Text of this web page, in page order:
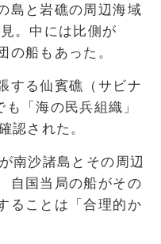
島と岩礁の周辺海域
。中には比側が
の船もあった。
する仙賓礁（サビナ
も「海の民兵組織」
認された。
南沙諸島とその周辺
自国当局の船がその
ることは「合理的か